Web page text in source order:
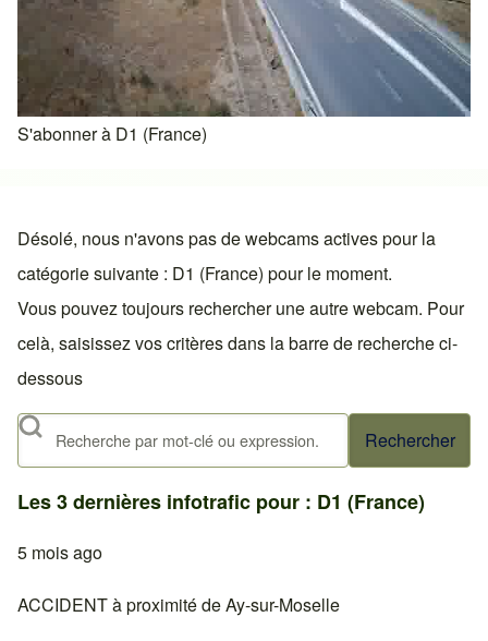
S'abonner à D1 (France)
Désolé, nous n'avons pas de webcams actives pour la
catégorie suivante : D1 (France) pour le moment.
Vous pouvez toujours rechercher une autre webcam. Pour
celà, saisissez vos critères dans la barre de recherche ci-
dessous
Rechercher
Les 3 dernières infotrafic pour : D1 (France)
5 mois ago
ACCIDENT à proximité de Ay-sur-Moselle